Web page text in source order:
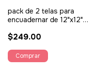
pack de 2 telas para
encuadernar de 12"x12"
- Gigi's Lab
$249.00